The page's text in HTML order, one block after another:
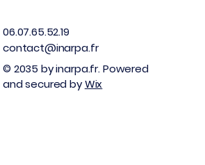
06.07.65.52.19
contact@inarpa.fr
© 2035 by inarpa.fr. Powered
and secured byWix